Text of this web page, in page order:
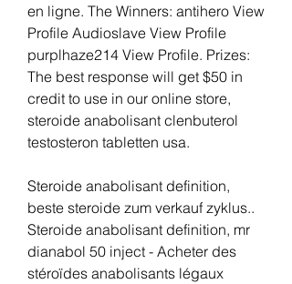
en ligne. The Winners: antihero View
Profile Audioslave View Profile
purplhaze214 View Profile. Prizes:
The best response will get $50 in
credit to use in our online store,
steroide anabolisant clenbuterol
testosteron tabletten usa.
Steroide anabolisant definition,
beste steroide zum verkauf zyklus..
Steroide anabolisant definition, mr
dianabol 50 inject - Acheter des
stéroïdes anabolisants légaux